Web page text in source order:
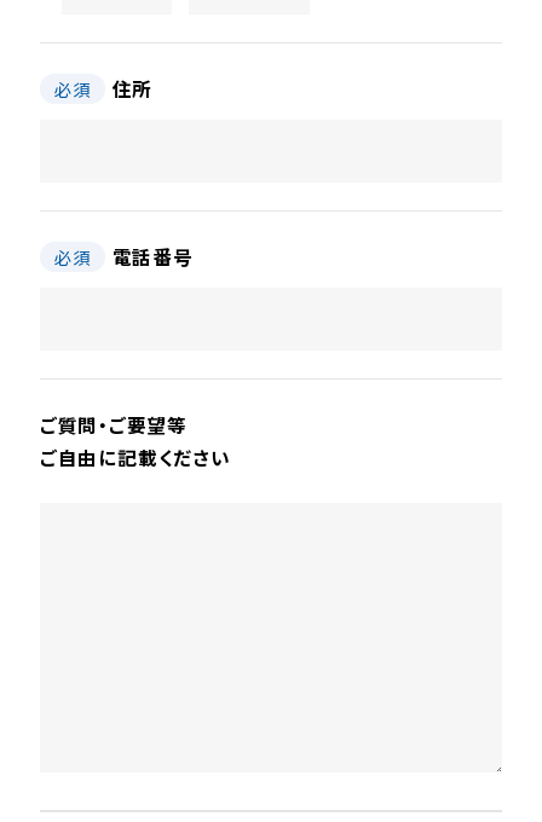
必須 住所
必須 電話番号
ご質問・ご要望等
ご自由に記載ください